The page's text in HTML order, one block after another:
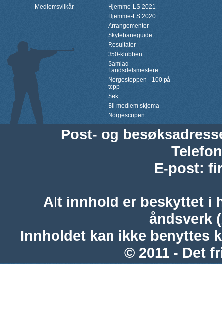
Medlemsvilkår
Hjemme-LS 2021
Hjemme-LS 2020
Arrangementer
Skytebaneguide
Resultater
350-klubben
Samlag-
Landsdelsmestere
Norgestoppen - 100 på
topp -
Søk
Bli medlem skjema
Norgescupen
Post- og
Telefon
E-post:
Alt innhold er beskyttet i
åndsverk
Innholdet kan ikke benyttes
© 2011 - Det